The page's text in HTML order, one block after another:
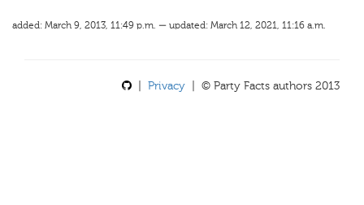
added: March 9, 2013, 11:49 p.m. — updated: March 12, 2021, 11:16 a.m.
Privacy | © Party Facts authors 2013